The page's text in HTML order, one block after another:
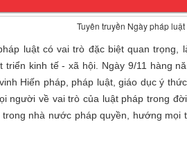
Tuyên truyền Ngày pháp
luật có vai trò đặc biệt quan
triển kinh tế - xã hội. Ngày 9/11 hàng
Hiến pháp, pháp luật, giáo dục ý
người về vai trò của luật pháp trong
nhà nước pháp quyền, hướng